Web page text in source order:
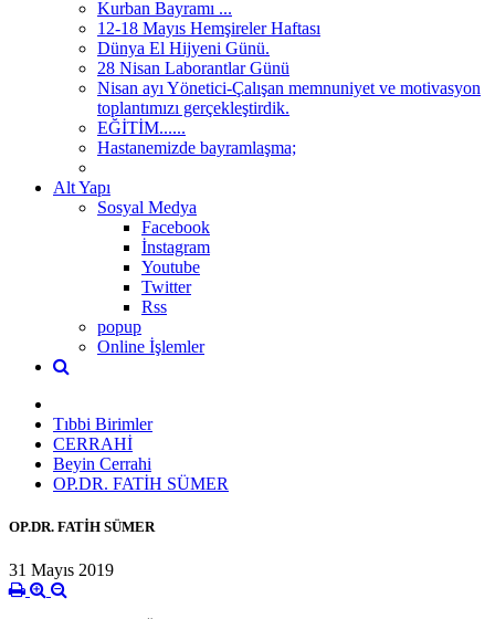
Kurban Bayramı ...
12-18 Mayıs Hemşireler Haftası
Dünya El Hijyeni Günü.
28 Nisan Laborantlar Günü
Nisan ayı Yönetici-Çalışan memnuniyet ve motivasyon
toplantımızı gerçekleştirdik.
EĞİTİM......
Hastanemizde bayramlaşma;
Alt Yapı
Sosyal Medya
Facebook
İnstagram
Youtube
Twitter
Rss
popup
Online İşlemler
Tıbbi Birimler
CERRAHİ
Beyin Cerrahi
OP.DR. FATİH SÜMER
OP.DR. FATİH SÜMER
31 Mayıs 2019